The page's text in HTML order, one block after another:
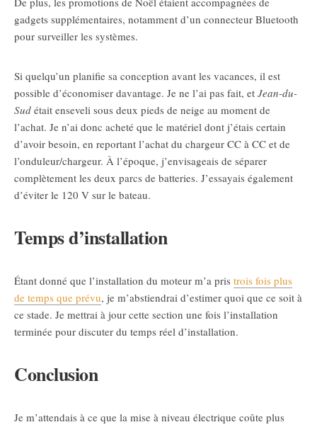
gadgets supplémentaires, notamment d’un connecteur Bluetooth
pour surveiller les systèmes.
Si quelqu’un planifie sa conception avant les vacances, il est
possible d’économiser davantage. Je ne l’ai pas fait, et Jean-du-
Sud était enseveli sous deux pieds de neige au moment de
l’achat. Je n’ai donc acheté que le matériel dont j’étais certain
d’avoir besoin, en reportant l’achat du chargeur CC à CC et de
l’onduleur/chargeur. À l’époque, j’envisageais de séparer
complètement les deux parcs de batteries. J’essayais également
d’éviter le 120 V sur le bateau.
Temps d’installation
Étant donné que l’installation du moteur m’a pris trois fois plus
de temps que prévu, je m’abstiendrai d’estimer quoi que ce soit à
ce stade. Je mettrai à jour cette section une fois l’installation
terminée pour discuter du temps réel d’installation.
Conclusion
Je m’attendais à ce que la mise à niveau électrique coûte plus